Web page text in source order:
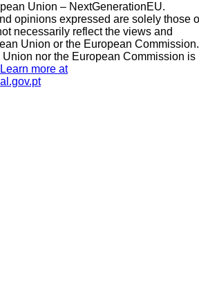
Union – NextGenerationEU.
opinions expressed are solely those
necessarily reflect the views and
Union or the European Commission.
nor the European Commission is
Learn more at